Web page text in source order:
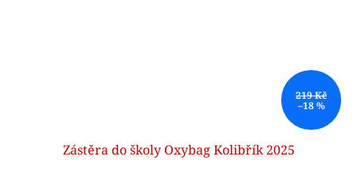
219 Kč
–18 %
Zástěra do školy Oxybag Kolibřík 2025